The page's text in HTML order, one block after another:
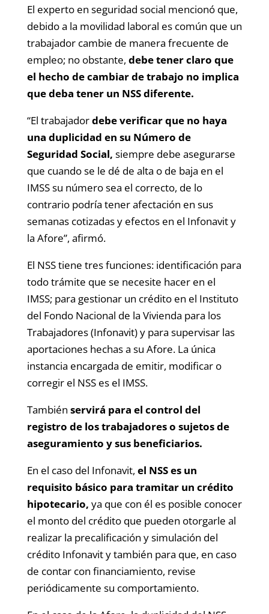
El experto en seguridad social mencionó que,
debido a la movilidad laboral es común que un
trabajador cambie de manera frecuente de
empleo; no obstante, debe tener claro que
el hecho de cambiar de trabajo no implica
que deba tener un NSS diferente.
“El trabajadordebe verificar que no haya
una duplicidad en su Número de
Seguridad Social, siempre debe asegurarse
que cuando se le dé de alta o de baja en el
IMSS su número sea el correcto, de lo
contrario podría tener afectación en sus
semanas cotizadas y efectos en el Infonavit y
la Afore”, afirmó.
El NSS tiene tres funciones: identificación para
todo trámite que se necesite hacer en el
IMSS; para gestionar un crédito en el Instituto
del Fondo Nacional de la Vivienda para los
Trabajadores (Infonavit) y para supervisar las
aportaciones hechas a su Afore. La única
instancia encargada de emitir, modificar o
corregir el NSS es el IMSS.
También servirá para el control del
registro de los trabajadores o sujetos de
aseguramiento y sus beneficiarios.
En el caso del Infonavit, el NSS es un
requisito básico para tramitar un crédito
hipotecario, ya que con él es posible conocer
el monto del crédito que pueden otorgarle al
realizar la precalificación y simulación del
crédito Infonavit y también para que, en caso
de contar con financiamiento, revise
periódicamente su comportamiento.